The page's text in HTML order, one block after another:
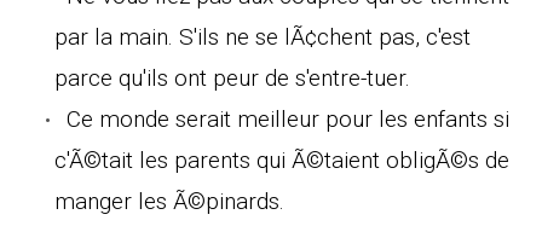
par la main. S'ils ne se lÃ¢chent pas, c'est
parce qu'ils ont peur de s'entre-tuer.
Ce monde serait meilleur pour les enfants si
c'Ã©tait les parents qui Ã©taient obligÃ©s de
manger les Ã©pinards.